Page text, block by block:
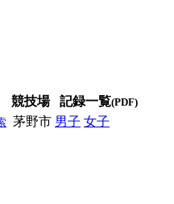
競技場 記録一覧(PDF)
茅野市 男子 女子